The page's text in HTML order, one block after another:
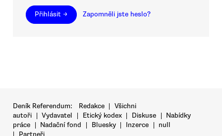
Přihlásit → Zapomněli jste heslo?
Deník Referendum: Redakce | Všichni
autoři | Vydavatel | Etický kodex | Diskuse | Nabídky
práce | Nadační fond | Bluesky | Inzerce | null
|
Partneři